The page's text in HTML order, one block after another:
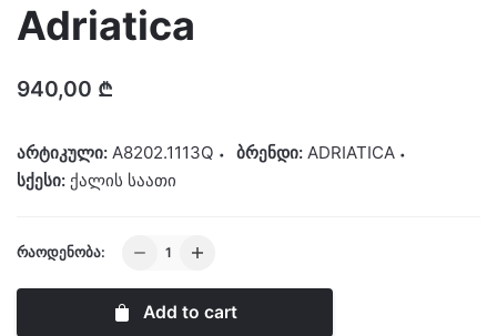
Adriatica
940,00 ₾
არტიკული: A8202.1113Q ბრენდი: ADRIATICA
სქესი: ქალის საათი
ᲠᲐᲝᲓᲔᲜᲝᲑᲐ:
Adriatica
Add to cart